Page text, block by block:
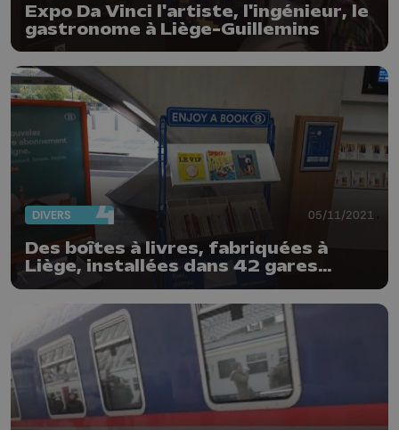
Expo Da Vinci l'artiste, l'ingénieur, le
gastronome à Liège-Guillemins
DIVERS 05/11/2021
Des boîtes à livres, fabriquées à
Liège, installées dans 42 gares